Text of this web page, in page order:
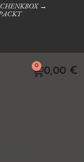
→
0,00 €
0